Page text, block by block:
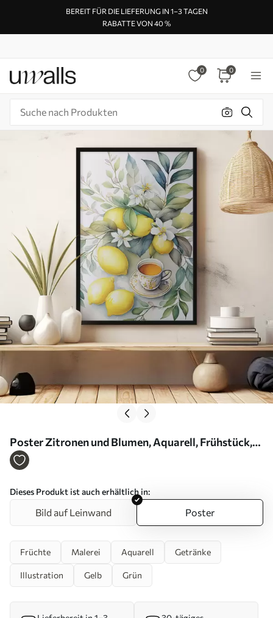
BEREIT FÜR DIE LIEFERUNG IN 1–3 TAGEN
RABATTE VON 40 %
0 0
Poster Zitronen und Blumen, Aquarell, Frühstück,
Tasse Tee, Bohème-Stil Nr f38403
Dieses Produkt ist auch erhältlich in:
Bild auf Leinwand Poster
Früchte Malerei Aquarell Getränke
Illustration Gelb Grün